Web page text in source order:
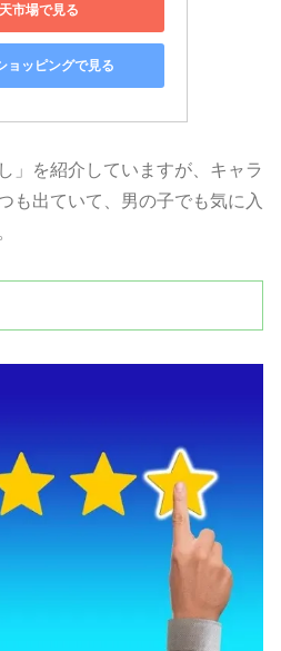
市場で見る
ョッピングで見る
」を紹介していますが、キャラ
も出ていて、男の子でも気に入